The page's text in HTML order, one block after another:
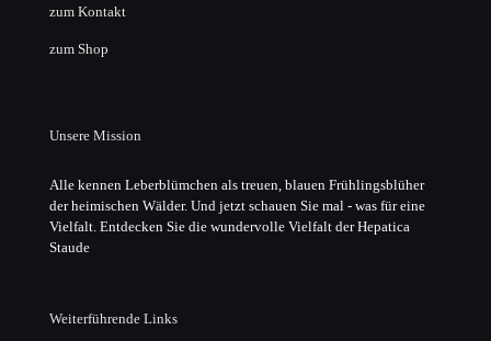
zum Kontakt
zum Shop
Unsere Mission
Alle kennen Leberblümchen als treuen, blauen Frühlingsblüher
der heimischen Wälder. Und jetzt schauen Sie mal - was für eine
Vielfalt. Entdecken Sie die wundervolle Vielfalt der Hepatica
Staude
Weiterführende Links